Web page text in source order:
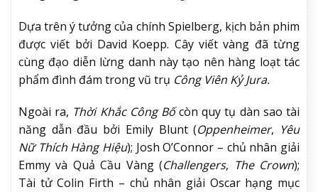
Dựa trên ý tưởng của chính Spielberg, kịch bản phim
được viết bởi David Koepp. Cây viết vàng đã từng
cùng đạo diễn lừng danh này tạo nên hàng loạt tác
phẩm đình đám trong vũ trụ Công Viên Kỷ Jura.
Ngoài ra, Thời Khắc Công Bốcòn quy tụ dàn sao tài
năng dẫn đầu bởi Emily Blunt (Oppenheimer, Yêu
Nữ Thích Hàng Hiệu); Josh O’Connor – chủ nhân giải
Emmy và Quả Cầu Vàng (Challengers, The Crown);
Tài tử Colin Firth – chủ nhân giải Oscar hạng mục